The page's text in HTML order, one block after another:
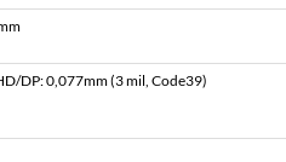
DP: 0,077mm (3 mil, Code39)